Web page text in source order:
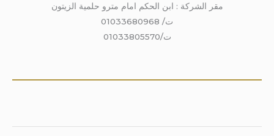
مقر الشركة : ابن الحكم امام مترو حلمية الزيتون
ت/ 01033680968
ت/01033805570